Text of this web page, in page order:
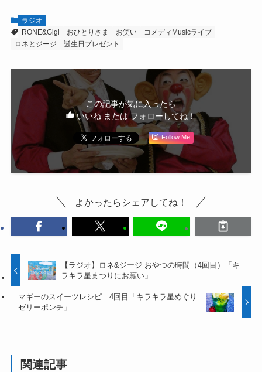
ラジオ
RONE&Gigi
おひとりさま お笑い
コメディMusicライブ
ロネとジージ
誕生日プレゼント
この記事が気に入ったら
いいね または フォローしてね！
Follow Me
よかったらシェアしてね！
【ラジオ】ロネ&ジージ おやつの時間（4回目）「キ
ラキラ星まつりにお願い」
マギーのスイーツレシピ 4回目「キラキラ星めぐり
ゼリーポンチ」
関連記事